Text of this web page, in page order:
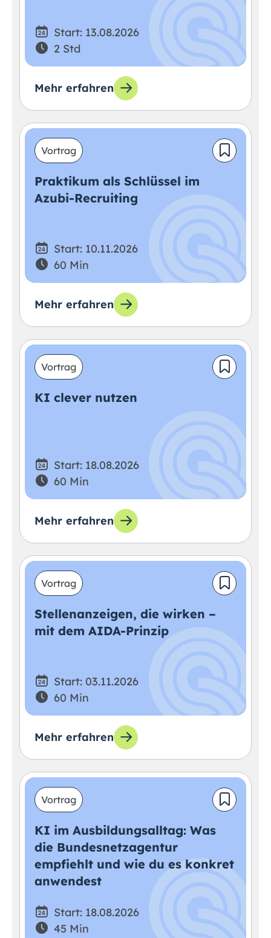
Start: 13.08.2026
2 Std
Mehr erfahren
Vortrag
Praktikum als Schlüssel im
Azubi-Recruiting
Start: 10.11.2026
60 Min
Mehr erfahren
Vortrag
KI clever nutzen
Start: 18.08.2026
60 Min
Mehr erfahren
Vortrag
Stellenanzeigen, die wirken –
mit dem AIDA-Prinzip
Start: 03.11.2026
60 Min
Mehr erfahren
Vortrag
KI im Ausbildungsalltag: Was
die Bundesnetzagentur
empfiehlt und wie du es konkret
anwendest
Start: 18.08.2026
45 Min